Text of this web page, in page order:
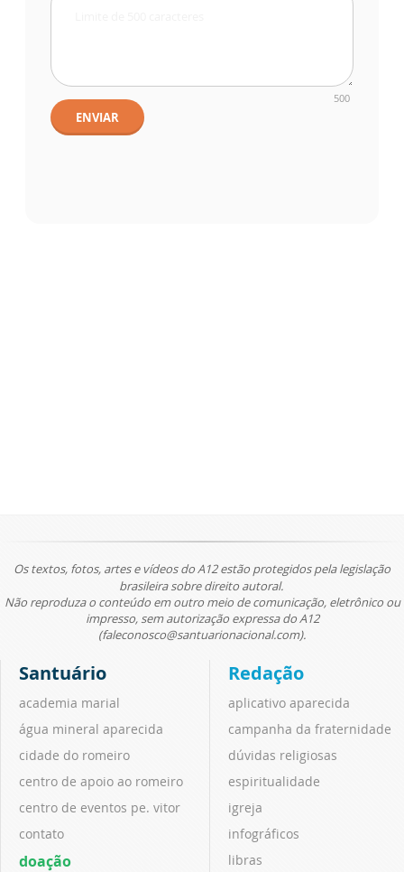
500
ENVIAR
Os textos, fotos, artes e vídeos do A12 estão protegidos pela legislação
brasileira sobre direito autoral.
Não reproduza o conteúdo em outro meio de comunicação, eletrônico ou
impresso, sem autorização expressa do A12
(faleconosco@santuarionacional.com).
Santuário
academia marial
água mineral aparecida
cidade do romeiro
centro de apoio ao romeiro
centro de eventos pe. vitor
contato
doação
Redação
aplicativo aparecida
campanha da fraternidade
dúvidas religiosas
espiritualidade
igreja
infográficos
libras